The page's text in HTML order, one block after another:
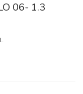
06- 1.3